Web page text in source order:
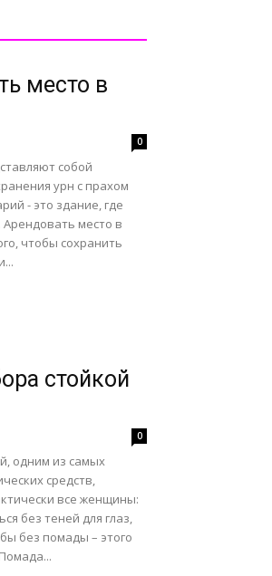
место в
0
собой
урн с прахом
- это здание, где
место в
чтобы сохранить
стойкой
0
одним из самых
средств,
все женщины:
без теней для глаз,
без помады – этого